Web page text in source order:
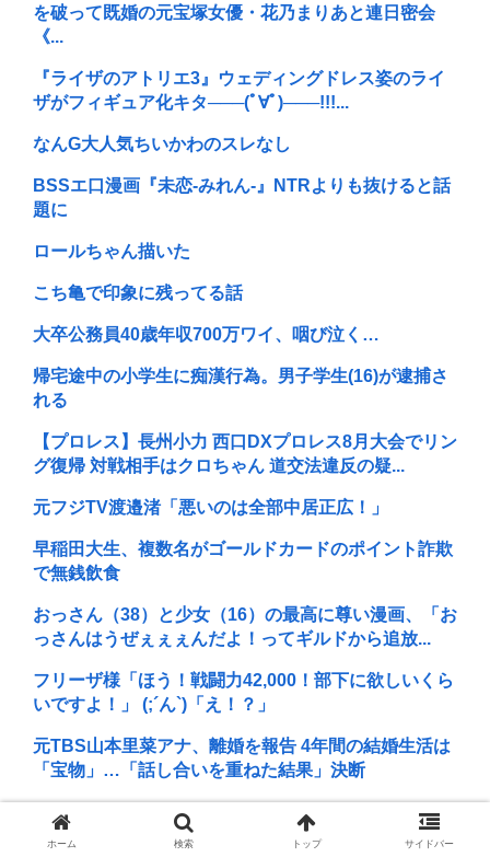
を破って既婚の元宝塚女優・花乃まりあと連日密会
《...
『ライザのアトリエ3』ウェディングドレス姿のライ
ザがフィギュア化キタ───(ﾟ∀ﾟ)───!!!...
なんG大人気ちいかわのスレなし
BSSエ口漫画『未恋-みれん-』NTRよりも抜けると話
題に
ロールちゃん描いた
こち亀で印象に残ってる話
大卒公務員40歳年収700万ワイ、咽び泣く…
帰宅途中の小学生に痴漢行為。男子学生(16)が逮捕さ
れる
【プロレス】長州小力 西口DXプロレス8月大会でリン
グ復帰 対戦相手はクロちゃん 道交法違反の疑...
元フジTV渡邉渚「悪いのは全部中居正広！」
早稲田大生、複数名がゴールドカードのポイント詐欺
で無銭飲食
おっさん（38）と少女（16）の最高に尊い漫画、「お
っさんはうぜぇぇぇんだよ！ってギルドから追放...
フリーザ様「ほう！戦闘力42,000！部下に欲しいくら
いですよ！」 (;´ん`)「え！？」
元TBS山本里菜アナ、離婚を報告 4年間の結婚生活は
「宝物」…「話し合いを重ねた結果」決断
日本の芸能人、続々と日本脱出
ホーム 検索 トップ サイドバー